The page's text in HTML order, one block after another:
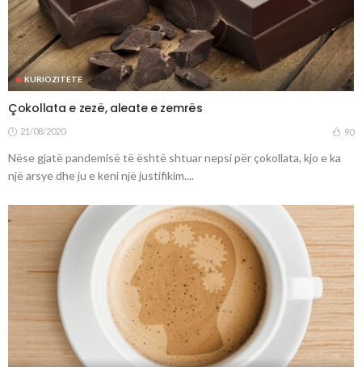
KURIOZITETE
Çokollata e zezë, aleate e zemrës
21/08/2020 90
Nëse gjatë pandemisë të është shtuar nepsi për çokollata, kjo e ka
një arsye dhe ju e keni një justifikim....